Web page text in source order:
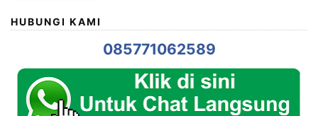
HUBUNGI KAMI
085771062589